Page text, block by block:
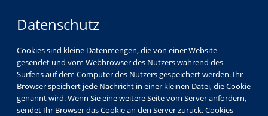
Datenschutz
Cookies sind kleine Datenmengen, die von einer Website
gesendet und vom Webbrowser des Nutzers während des
Surfens auf dem Computer des Nutzers gespeichert werden. Ihr
Browser speichert jede Nachricht in einer kleinen Datei, die Cookie
genannt wird. Wenn Sie eine weitere Seite vom Server anfordern,
sendet Ihr Browser das Cookie an den Server zurück. Cookies